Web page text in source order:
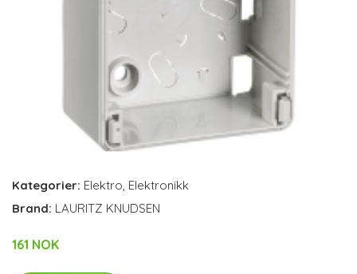
Kategorier: Elektro Elektronikk
Brand: LAURITZ KNUDSEN
161 NOK